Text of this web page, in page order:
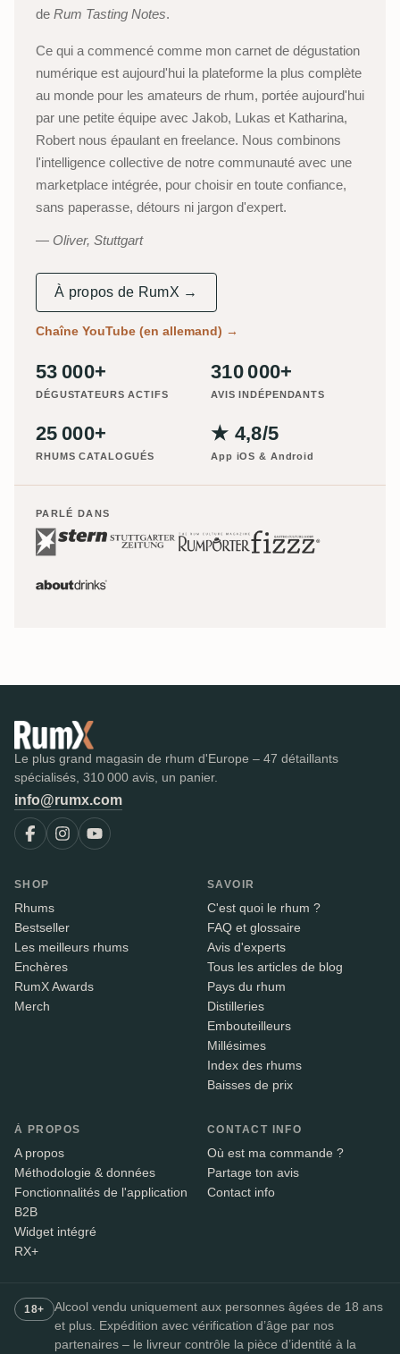
de Rum Tasting Notes.
Ce qui a commencé comme mon carnet de dégustation
numérique est aujourd'hui la plateforme la plus complète
au monde pour les amateurs de rhum, portée aujourd'hui
par une petite équipe avec Jakob, Lukas et Katharina,
Robert nous épaulant en freelance. Nous combinons
l'intelligence collective de notre communauté avec une
marketplace intégrée, pour choisir en toute confiance,
sans paperasse, détours ni jargon d'expert.
Oliver, Stuttgart
À propos de RumX →
Chaîne YouTube (en allemand) →
53 000+
DÉGUSTATEURS ACTIFS
310 000+
AVIS INDÉPENDANTS
25 000+
RHUMS CATALOGUÉS
★ 4,8/5
App iOS & Android
PARLÉ DANS
Le plus grand magasin de rhum d'Europe – 47 détaillants
spécialisés, 310 000 avis, un panier.
info@rumx.com
SHOP
Rhums
Bestseller
Les meilleurs rhums
Enchères
RumX Awards
Merch
SAVOIR
C'est quoi le rhum ?
FAQ et glossaire
Avis d'experts
Tous les articles de blog
Pays du rhum
Distilleries
Embouteilleurs
Millésimes
Index des rhums
Baisses de prix
À PROPOS
A propos
Méthodologie & données
Fonctionnalités de l'application
B2B
Widget intégré
RX+
CONTACT INFO
Où est ma commande ?
Partage ton avis
Contact info
18+
Alcool vendu uniquement aux personnes âgées de 18 ans
et plus. Expédition avec vérification d’âge par nos
partenaires – le livreur contrôle la pièce d’identité à la